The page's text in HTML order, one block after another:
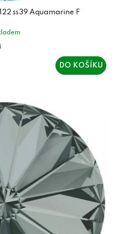
ss39 Aquamarine F
DO KOŠÍKU